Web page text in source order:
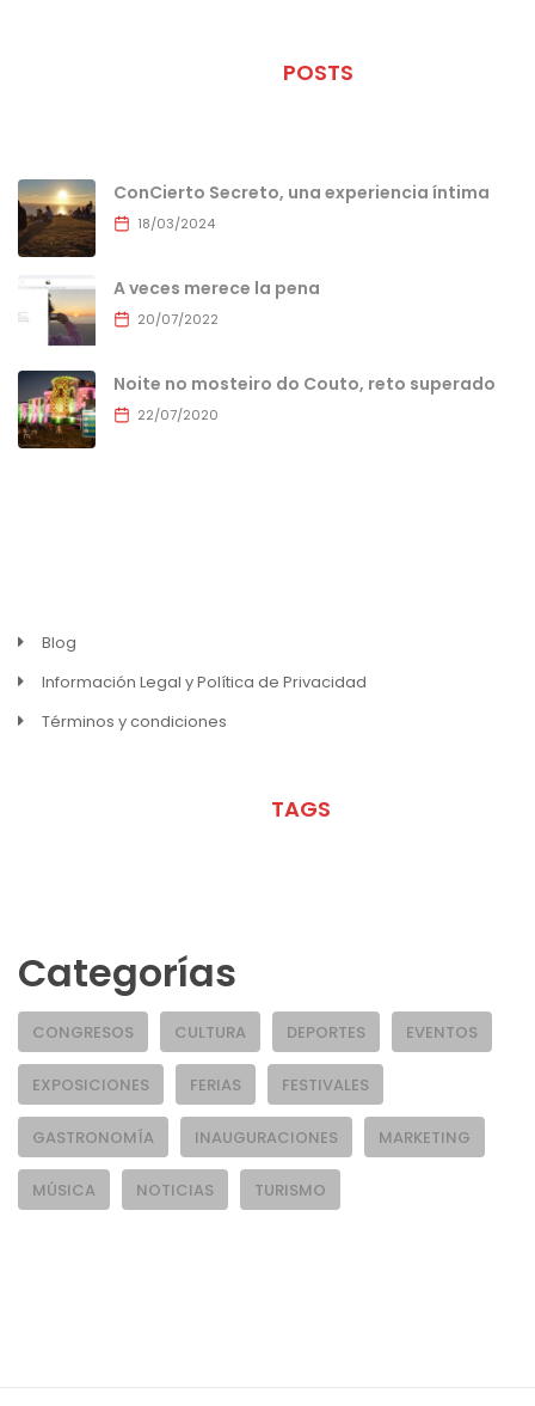
POSTS
ConCierto Secreto, una experiencia íntima
18/03/2024
A veces merece la pena
20/07/2022
Noite no mosteiro do Couto, reto superado
22/07/2020
Blog
Información Legal y Política de Privacidad
Términos y condiciones
TAGS
Categorías
CONGRESOS CULTURA DEPORTES EVENTOS
EXPOSICIONES FERIAS FESTIVALES
GASTRONOMÍA INAUGURACIONES MARKETING
MÚSICA NOTICIAS TURISMO